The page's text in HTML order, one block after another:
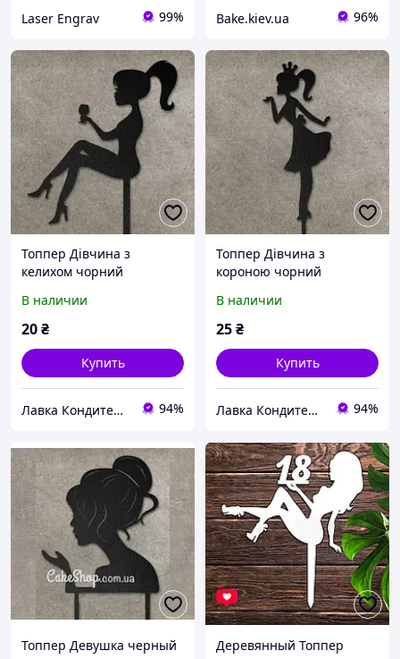
Laser Engrav 99% Bake.kiev.ua 96%
Топпер Дівчина з
келихом чорний
В наличии
20₴
Купить
Лавка Кондитера CAKESHOP 94%
Топпер Дівчина з
короною чорний
В наличии
25₴
Купить
Лавка Кондитера CAKESHOP 94%
Топпер Девушка черный
Деревянный Топпер